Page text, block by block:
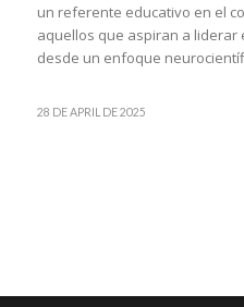
un referente educativo en el
aquellos que aspiran a liderar
desde un enfoque
28 DE APRIL DE 2025